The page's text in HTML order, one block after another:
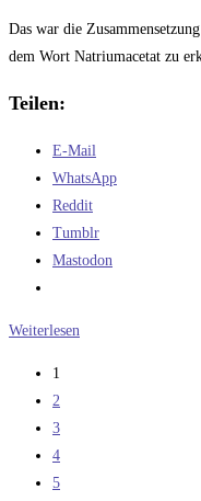
Das war die
dem Wort Natriumacetat zu
Teilen:
E-Mail
WhatsApp
Reddit
Tumblr
Mastodon
Weiterlesen
1
2
3
4
5